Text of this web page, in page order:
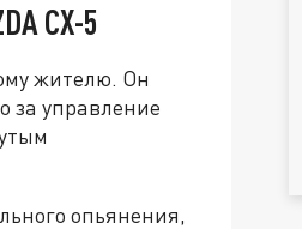
CX-5
жителю. Он
за управление
опьянения,